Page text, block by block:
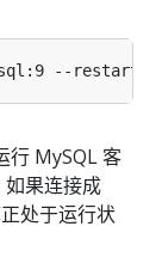
--restart
行 MySQL 客
如果连接成
处于运行状